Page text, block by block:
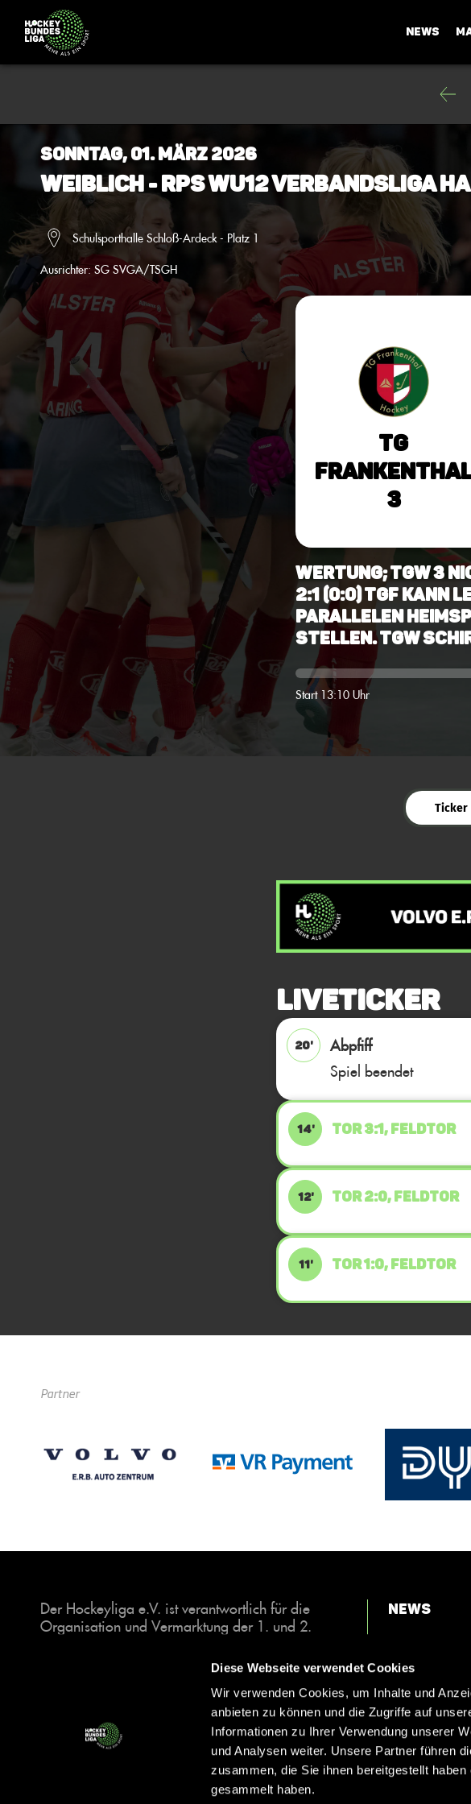
Diese Webseite verwendet Cookies
Wir verwenden Cookies, um Inhalte und
anbieten zu können und die Zugriffe auf
Informationen zu Ihrer Verwendung unserer
und Analysen weiter. Unsere Partner führen
zusammen, die Sie ihnen bereitgestellt
gesammelt haben.
NEWS
Sonntag, 01. März 2026
Weiblich - RPS wU12 Verbandsliga
Schulsporthalle Schloß-Ardeck - Platz 1
Ausrichter: SG SVGA/TSGH
TG
3
Wertung; TGW 3
2:1 (0:0) TGF
parallelen
stellen. TGW
Start 13:10 Uhr
Ticker
Liveticker
20'
Abpfiff
Spiel beendet
14' TOR 3:1, FELDTOR
12' TOR 2:0, FELDTOR
11' TOR 1:0, FELDTOR
Partner
Der Hockeyliga e.V. ist verantwortlich für die
Organisation und Vermarktung der 1. und 2.
Halle. Insgesamt sind über 60 Vereine unter dem
Dach der Hockeyliga organisiert, sowohl im
Herren als auch im Damen Bereich.
News
Kontakt